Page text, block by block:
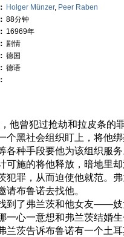
Holger Münzer, Peer Raben
88分钟
16969年
剧情
德国
德语
他曾犯过抢劫和拉皮条的
个黑社会组织盯上，将他
各种手段要他为该组织服
可施的将他释放，暗地里
犯罪，从而迫使他就范。
布鲁诺去找他。
了弗兰茨和他女友——妓
一心一意想和弗兰茨结婚
兰茨告诉布鲁诺有一个土